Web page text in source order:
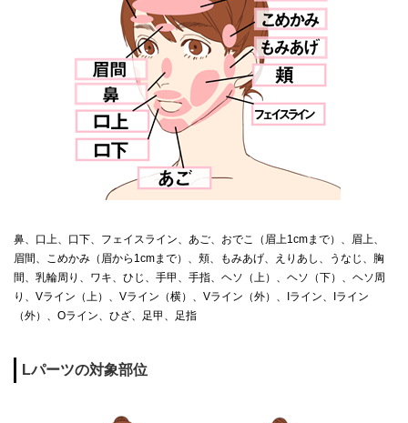
鼻、口上、口下、フェイスライン、あご、おでこ（眉上1cmまで）、眉上、
眉間、こめかみ（眉から1cmまで）、頬、もみあげ、えりあし、うなじ、胸
間、乳輪周り、ワキ、ひじ、手甲、手指、ヘソ（上）、ヘソ（下）、ヘソ周
り、Vライン（上）、Vライン（横）、Vライン（外）、Iライン、Iライン
（外）、Oライン、ひざ、足甲、足指
Lパーツの対象部位